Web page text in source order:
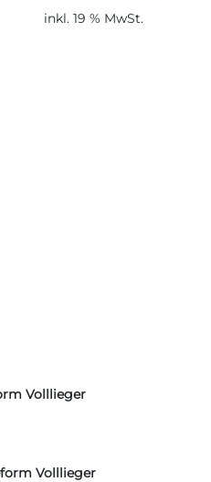
war:
inkl. 19 % MwSt.
Volllieger
Volllieger